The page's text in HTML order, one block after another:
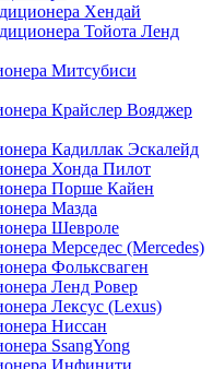
Хендай
Тойота Ленд
Митсубиси
Крайслер Вояджер
Кадиллак Эскалейд
Хонда Пилот
Порше Кайен
Мазда
Шевроле
Мерседес (Mercedes)
Фольксваген
Ленд Ровер
Лексус (Lexus)
Ниссан
SsangYong